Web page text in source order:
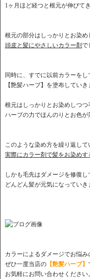
1ヶ月ほど経つと根元が伸びて
根元の部分はしっかりとお染め
頭皮と髪にやさしいカラー剤で
同時に、すでに以前カラーを
【艶髪ハーブ】を塗布していき
根元はしっかりとお染めしつつ
ハーブの力でほんのりとお色が
このような染め方を繰り返して
実際にカラー剤で髪をお染めす
しかも毛先はダメージを修復し
どんどん髪が元気になっていき
カラーによるダメージでお悩み
ぜひ一度当店の 【艶髪ハーブ】
お気軽にお問い合わせください。